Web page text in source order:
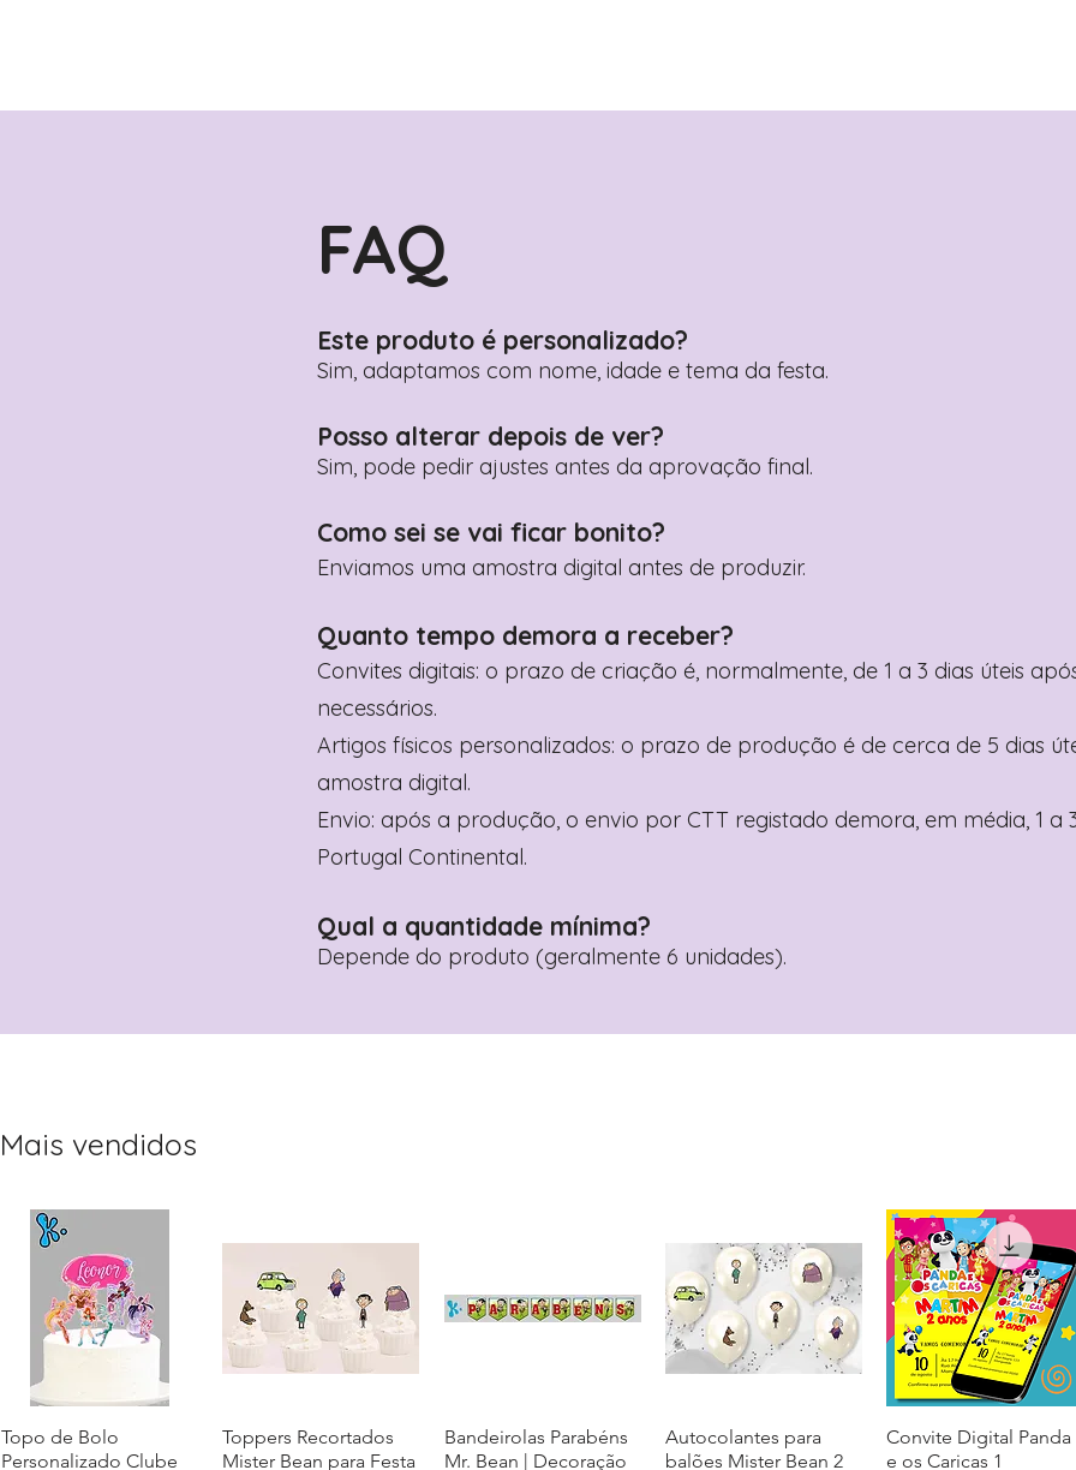
FAQ
Este produto é personalizado?
Sim, adaptamos com nome, idade e tema da festa.
Posso alterar depois de ver?
Sim, pode pedir ajustes antes da aprovação final.
Como sei se vai ficar bonito?
Enviamos uma amostra digital antes de produzir.
Quanto tempo demora a receber?
Convites digitais: o prazo de criação é, normalmente, de 1 a 3 dias úteis
necessários.
Artigos físicos personalizados: o prazo de produção é de cerca de 5 dias
amostra digital.
Envio: após a produção, o envio por CTT registado demora, em média, 1 a
Portugal Continental.
Qual a quantidade mínima?
Depende do produto (geralmente 6 unidades).
Mais vendidos
Visualização rápida
Topo de Bolo
Personalizado Clube
Visualização rápida
Toppers Recortados
Mister Bean para Festa
Visualização rápida
Bandeirolas Parabéns
Mr. Bean | Decoração
Visualização rápida
Autocolantes para
balões Mister Bean 2
Visualização rápida
Convite Digital Panda
e os Caricas 1